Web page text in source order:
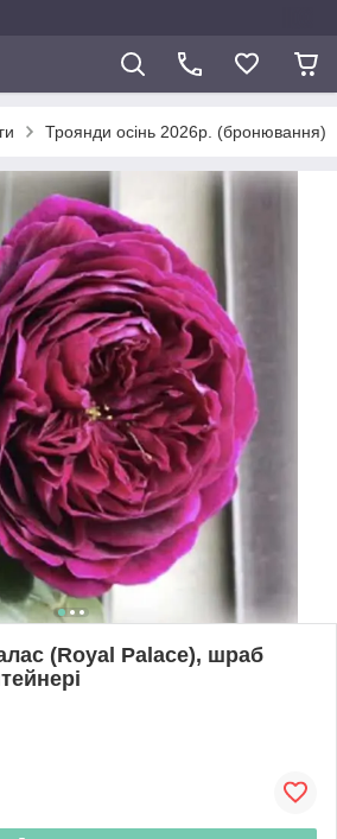
Троянди осінь 2026р. (бронювання)
(Royal Palace), шраб